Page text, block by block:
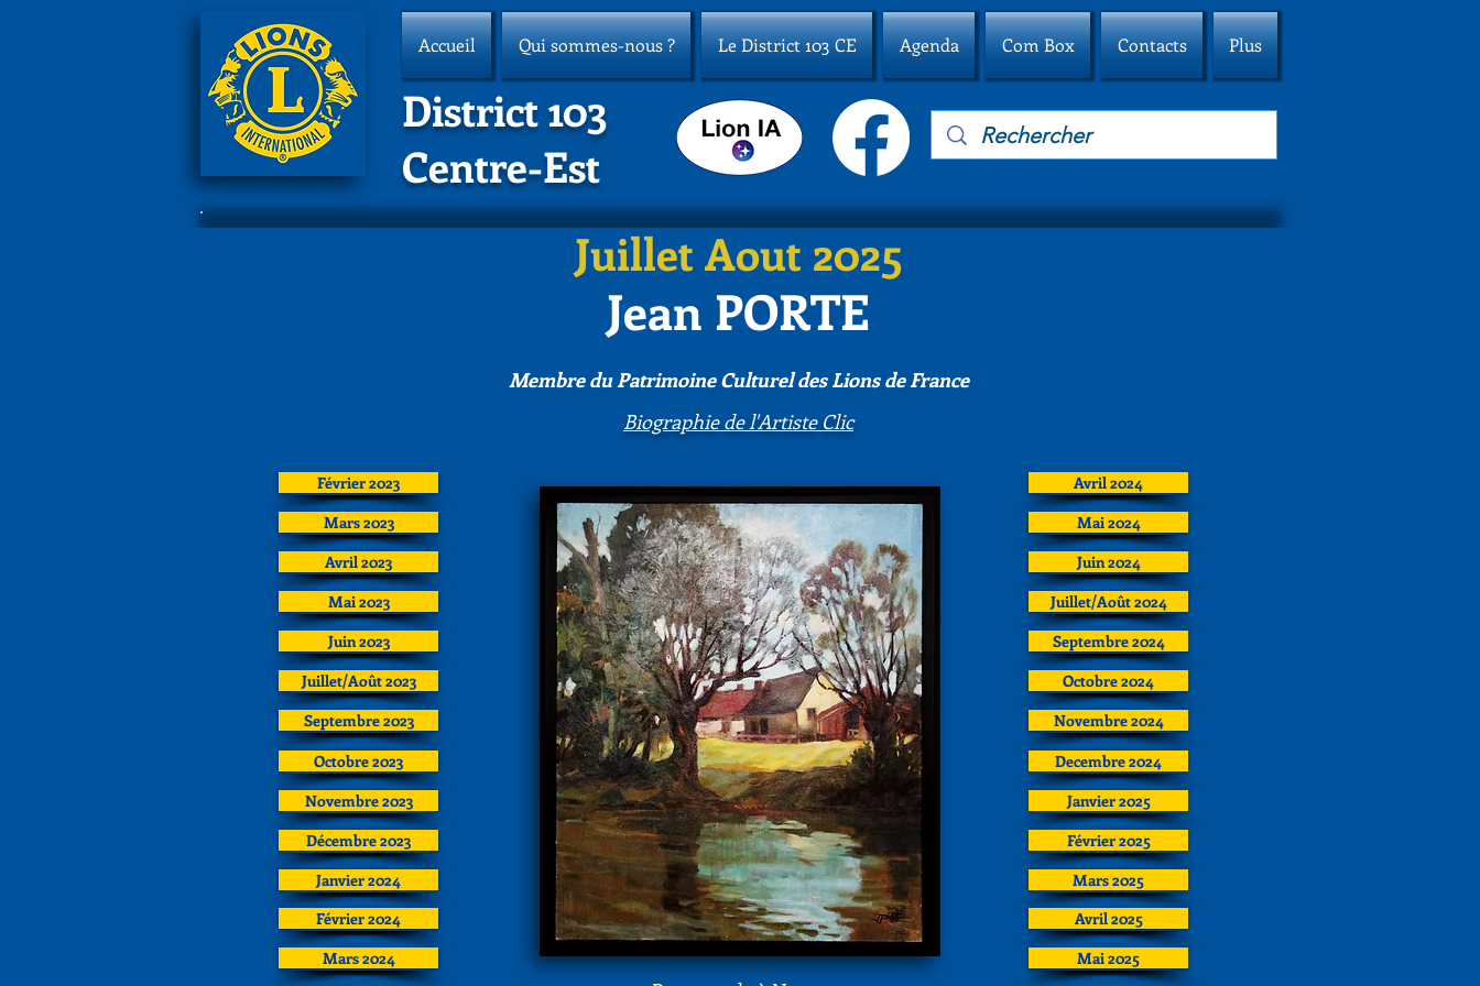
Accueil Qui sommes-nous ? Le District 103 CE Agenda Com Box Contacts Plus
District 103
Centre-Est
Juillet Aout 2025
Jean PORTE
Membre du Patrimoine Culturel des Lions de France
Biographie de l'Artiste Clic
Février 2023
Mars 2023
Avril 2023
Mai 2023
Juin 2023
Juillet/Août 2023
Septembre 2023
Octobre 2023
Novembre 2023
Décembre 2023
Janvier 2024
Février 2024
Mars 2024
Avril 2024
Mai 2024
Juin 2024
Juillet/Août 2024
Septembre 2024
Octobre 2024
Novembre 2024
Decembre 2024
Janvier 2025
Février 2025
Mars 2025
Avril 2025
Mai 2025